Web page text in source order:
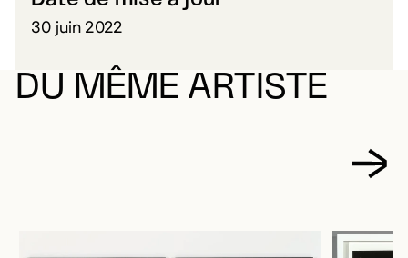
30 juin 2022
DU MÊME ARTISTE